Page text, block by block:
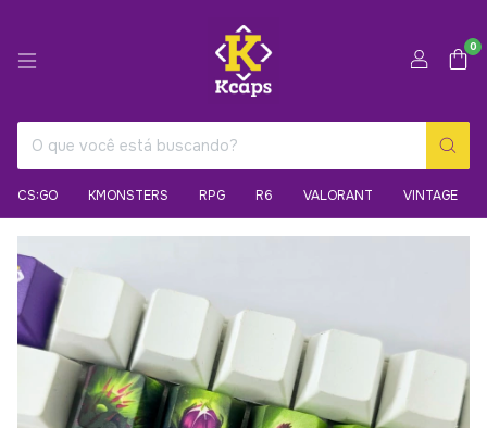
0
CS:GO KMONSTERS RPG R6 VALORANT VINTAGE